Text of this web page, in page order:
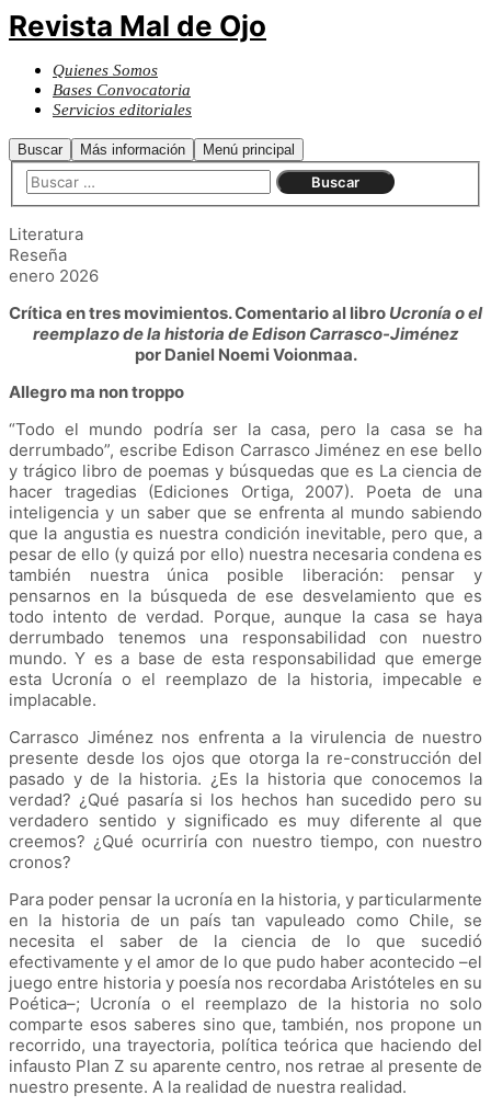
Revista Mal de Ojo
Quienes Somos
Bases Convocatoria
Servicios editoriales
Buscar Más información Menú principal
Literatura
Reseña
enero 2026
Crítica en tres movimientos. Comentario al libro Ucronía o el
reemplazo de la historia de Edison Carrasco-Jiménez
por Daniel Noemi Voionmaa.
Allegro ma non troppo
“Todo el mundo podría ser la casa, pero la casa se ha
derrumbado”, escribe Edison Carrasco Jiménez en ese bello
y trágico libro de poemas y búsquedas que es La ciencia de
hacer tragedias (Ediciones Ortiga, 2007). Poeta de una
inteligencia y un saber que se enfrenta al mundo sabiendo
que la angustia es nuestra condición inevitable, pero que, a
pesar de ello (y quizá por ello) nuestra necesaria condena es
también nuestra única posible liberación: pensar y
pensarnos en la búsqueda de ese desvelamiento que es
todo intento de verdad. Porque, aunque la casa se haya
derrumbado tenemos una responsabilidad con nuestro
mundo. Y es a base de esta responsabilidad que emerge
esta Ucronía o el reemplazo de la historia, impecable e
implacable.
Carrasco Jiménez nos enfrenta a la virulencia de nuestro
presente desde los ojos que otorga la re-construcción del
pasado y de la historia. ¿Es la historia que conocemos la
verdad? ¿Qué pasaría si los hechos han sucedido pero su
verdadero sentido y significado es muy diferente al que
creemos? ¿Qué ocurriría con nuestro tiempo, con nuestro
cronos?
Para poder pensar la ucronía en la historia, y particularmente
en la historia de un país tan vapuleado como Chile, se
necesita el saber de la ciencia de lo que sucedió
efectivamente y el amor de lo que pudo haber acontecido –el
juego entre historia y poesía nos recordaba Aristóteles en su
Poética–; Ucronía o el reemplazo de la historia no solo
comparte esos saberes sino que, también, nos propone un
recorrido, una trayectoria, política teórica que haciendo del
infausto Plan Z su aparente centro, nos retrae al presente de
nuestro presente. A la realidad de nuestra realidad.